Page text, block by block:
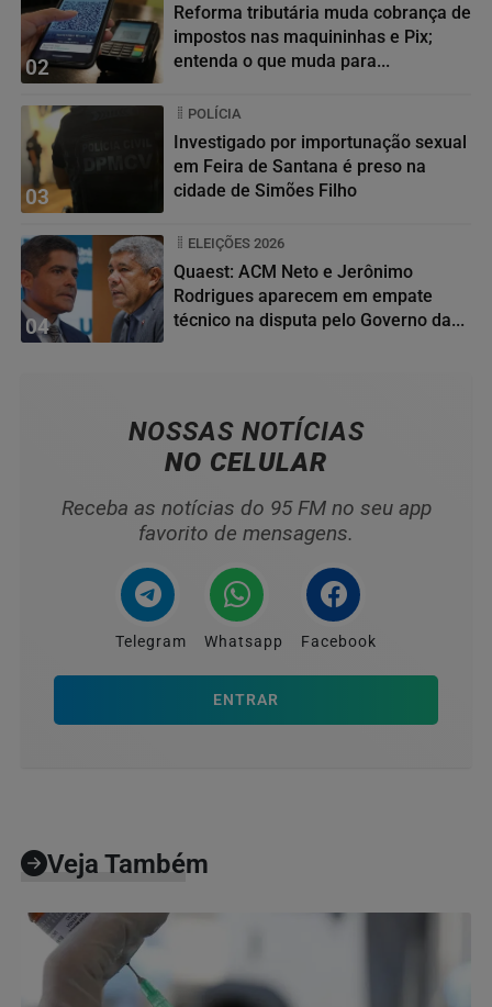
02
Reforma tributária muda cobrança de
impostos nas maquininhas e Pix;
entenda o que muda para...
03
POLÍCIA
Investigado por importunação sexual
em Feira de Santana é preso na
cidade de Simões Filho
04
ELEIÇÕES 2026
Quaest: ACM Neto e Jerônimo
Rodrigues aparecem em empate
técnico na disputa pelo Governo da...
NOSSAS NOTÍCIAS
NO CELULAR
Receba as notícias do 95 FM no seu app
favorito de mensagens.
Telegram Whatsapp Facebook
ENTRAR
Veja Também